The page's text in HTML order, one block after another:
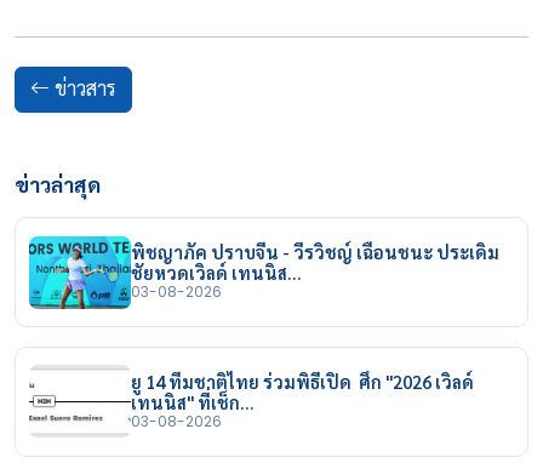
ข่าวสาร
ข่าวล่าสุด
พิชญาภัค ปราบจีน - วีรวิชญ์ เฉือนชนะ ประเดิม
ชัยหวดเวิลด์ เทนนิส…
03-08-2026
ยู 14 ทีมชาติไทย ร่วมพิธีเปิด ศึก "2026 เวิลด์
เทนนิส" ที่เช็ก…
03-08-2026